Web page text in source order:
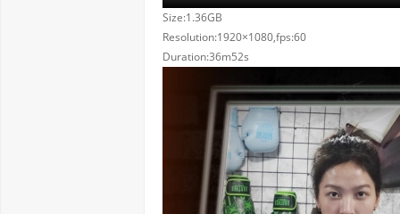
Size:1.36GB
Resolution:1920×1080,fps:60
Duration:36m52s